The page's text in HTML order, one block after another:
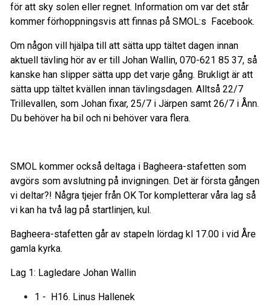
för att sky solen eller regnet. Information om var det står
kommer förhoppningsvis att finnas på SMOL:s Facebook.
Om någon vill hjälpa till att sätta upp tältet dagen innan
aktuell tävling hör av er till Johan Wallin, 070-621 85 37, så
kanske han slipper sätta upp det varje gång. Brukligt är att
sätta upp tältet kvällen innan tävlingsdagen. Alltså 22/7
Trillevallen, som Johan fixar, 25/7 i Järpen samt 26/7 i Ånn.
Du behöver ha bil och ni behöver vara flera.
SMOL kommer också deltaga i Bagheera-stafetten som
avgörs som avslutning på invigningen. Det är första gången
vi deltar?! Några tjejer från OK Tor kompletterar våra lag så
vi kan ha två lag på startlinjen, kul.
Bagheera-stafetten går av stapeln lördag kl 17.00 i vid Åre
gamla kyrka.
Lag 1: Lagledare Johan Wallin
1 - H16. Linus Hallenek